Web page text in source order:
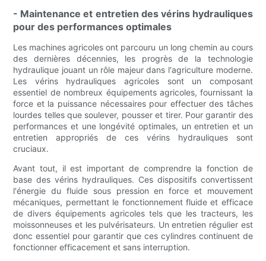
- Maintenance et entretien des vérins hydrauliques
pour des performances optimales
Les machines agricoles ont parcouru un long chemin au cours
des dernières décennies, les progrès de la technologie
hydraulique jouant un rôle majeur dans l'agriculture moderne.
Les vérins hydrauliques agricoles sont un composant
essentiel de nombreux équipements agricoles, fournissant la
force et la puissance nécessaires pour effectuer des tâches
lourdes telles que soulever, pousser et tirer. Pour garantir des
performances et une longévité optimales, un entretien et un
entretien appropriés de ces vérins hydrauliques sont
cruciaux.
Avant tout, il est important de comprendre la fonction de
base des vérins hydrauliques. Ces dispositifs convertissent
l'énergie du fluide sous pression en force et mouvement
mécaniques, permettant le fonctionnement fluide et efficace
de divers équipements agricoles tels que les tracteurs, les
moissonneuses et les pulvérisateurs. Un entretien régulier est
donc essentiel pour garantir que ces cylindres continuent de
fonctionner efficacement et sans interruption.